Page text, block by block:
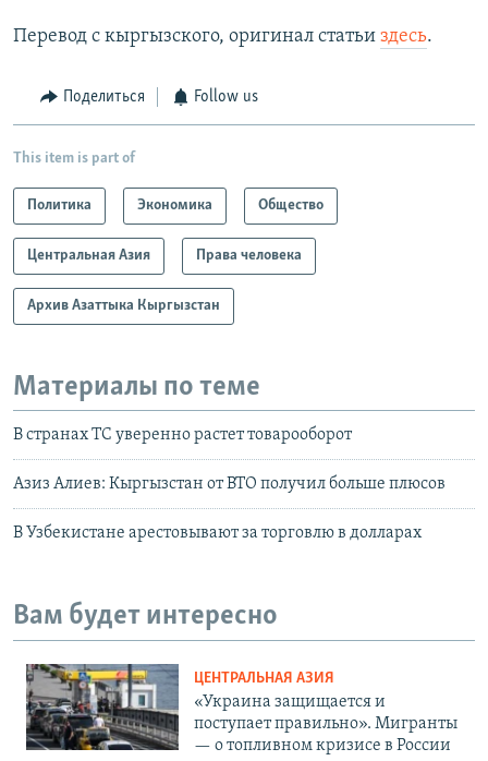
Перевод с кыргызского, оригинал статьи здесь.
Поделиться Follow us
This item is part of
Политика Экономика Общество
Центральная Азия Права человека
Архив Азаттыка Кыргызстан
Материалы по теме
В странах ТС уверенно растет товарооборот
Азиз Алиев: Кыргызстан от ВТО получил больше плюсов
В Узбекистане арестовывают за торговлю в долларах
Вам будет интересно
ЦЕНТРАЛЬНАЯ АЗИЯ
«Украина защищается и
поступает правильно». Мигранты
— о топливном кризисе в России